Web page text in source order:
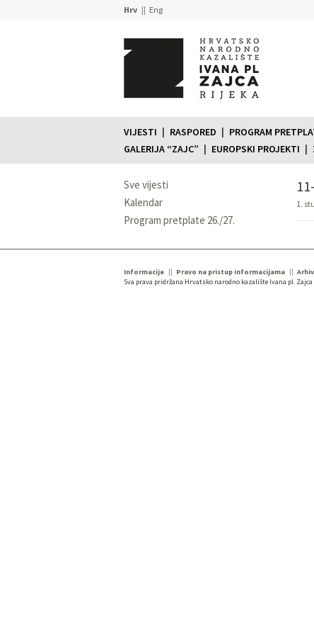
Hrv Eng
VIJESTI RASPORED PROGRAM
GALERIJA “ZAJC”
EUROPSKI PROJEKTI
Sve vijesti
Kalendar
Program pretplate 26./27.
1.
Informacije Pravo na pristup informacijama
Sva prava pridržana Hrvatsko narodno kazalište Ivana pl. Zajca